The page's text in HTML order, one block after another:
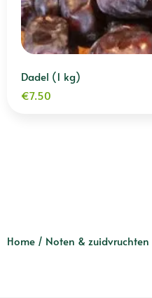
Dadel (1 kg)
€7.50
Home / Noten & zuidvruchten